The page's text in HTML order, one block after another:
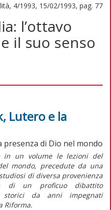
4/1993, 15/02/1993, pag. 77
l’ottavo
il suo senso
Lutero e la
presenza di Dio nel mondo
in un volume le lezioni del
mondo, precedute da una
di diversa provenienza
di un proficuo dibattito
da anni impegnati
Riforma.